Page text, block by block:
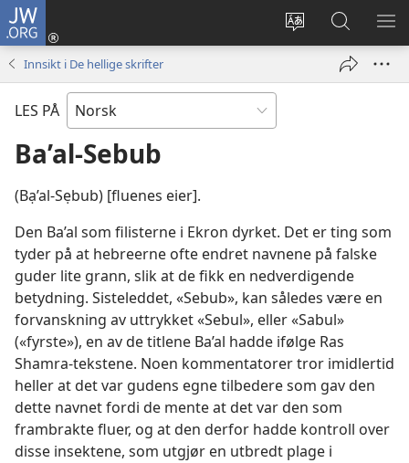
JW.ORG
Endre
Logg
inn
vindu)
Søk
på
JW.ORG
VIS
Innsikt i De hellige skrifter
LES PÅ
Ba’al-Sebub
(Bạ’al-Sẹbub) [fluenes eier].
Den Ba’al som filisterne i Ekron dyrket. Det er ting som
tyder på at hebreerne ofte endret navnene på falske
guder lite grann, slik at de fikk en nedverdigende
betydning. Sisteleddet, «Sebub», kan således være en
forvanskning av uttrykket «Sebul», eller «Sabul»
(«fyrste»), en av de titlene Ba’al hadde ifølge Ras
Shamra-tekstene. Noen kommentatorer tror imidlertid
heller at det var gudens egne tilbedere som gav den
dette navnet fordi de mente at det var den som
frambrakte fluer, og at den derfor hadde kontroll over
disse insektene, som utgjør en utbredt plage i